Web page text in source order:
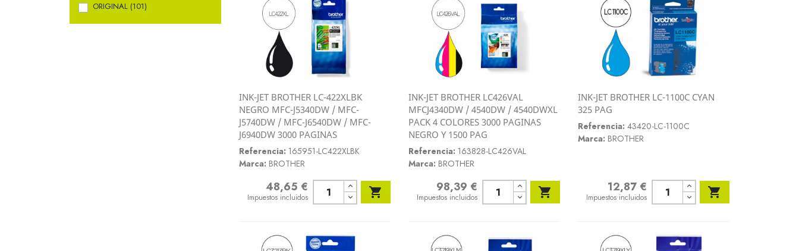
ORIGINAL (101)
Vista rápida
INK-JET BROTHER LC-422XLBK
NEGRO MFC-J5340DW / MFC-
J5740DW / MFC-J6540DW / MFC-
J6940DW 3000 PAGINAS
Referencia: 165951-LC422XLBK
Marca: BROTHER
Precio48,65 €
Impuestos incluidos 
Vista rápida
INK-JET BROTHER LC426VAL
MFCJ4340DW / 4540DW / 4540DWXL
PACK 4 COLORES 3000 PAGINAS
NEGRO Y 1500 PAG
Referencia: 163828-LC426VAL
Marca: BROTHER
Precio98,39 €
Impuestos incluidos 
INK-JET BROTHER LC-1100C CYAN
325 PAG
Referencia: 43420-LC-1100C
Marca: BROTHER
Precio12,87 €
Impuestos incluidos 